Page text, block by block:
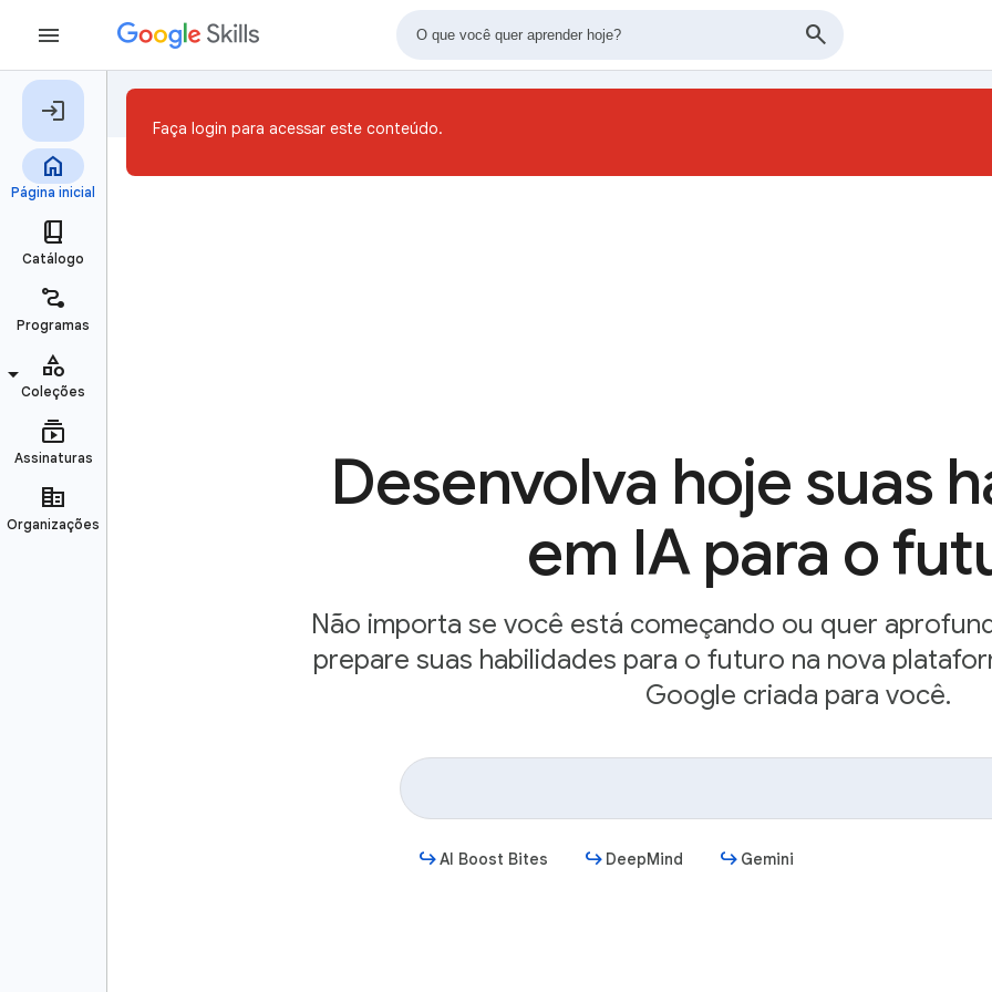
Desenvolva hoje suas
em IA para o
Não importa se você está começando ou quer
prepare suas habilidades para o futuro na nova
Google criada para você.
AI Boost Bites DeepMind Gemini
Faça login para acessar este conteúdo.